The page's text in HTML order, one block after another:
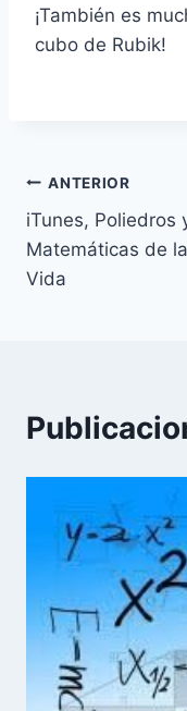
¡También es
cubo de Rubik!
Navegación
de
entradas
ANTERIOR
iTunes, Poliedros
Matemáticas de la
Vida